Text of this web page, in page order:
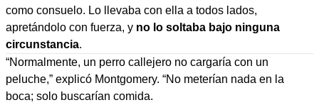
como consuelo. Lo llevaba con ella a todos lados,
apretándolo con fuerza, y no lo soltaba bajo ninguna
circunstancia.
“Normalmente, un perro callejero no cargaría con un
peluche,” explicó Montgomery. “No meterían nada en la
boca; solo buscarían comida.